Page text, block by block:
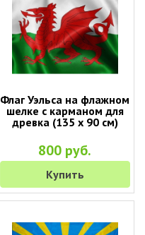
Флаг Уэльса на флажном
шелке с карманом для
древка (135 х 90 см)
800 руб.
Купить